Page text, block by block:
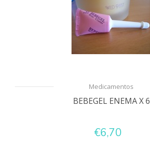
Medicamentos
BEBEGEL ENEMA X 6
€6,70